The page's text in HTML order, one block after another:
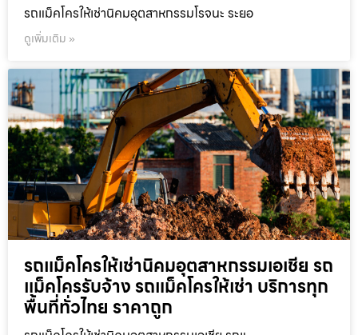
รถแม็คโครให้เช่านิคมอุตสาหกรรมโรจนะ ระยอ
ดูเพิ่มเติม »
รถแม็คโครให้เช่านิคมอุตสาหกรรมเอเชีย รถ
แม็คโครรับจ้าง รถแม็คโครให้เช่า บริการทุก
พื้นที่ทั่วไทย ราคาถูก